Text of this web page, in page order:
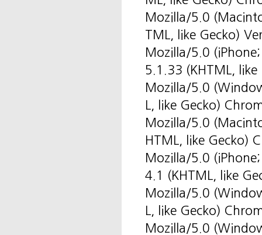
Mozilla/5.0
TML, like Gecko)
Mozilla/5.0
5.1.33 (KHTML,
Mozilla/5.0
L, like Gecko)
Mozilla/5.0
HTML, like Gecko)
Mozilla/5.0
4.1 (KHTML, like
Mozilla/5.0
L, like Gecko)
Mozilla/5.0